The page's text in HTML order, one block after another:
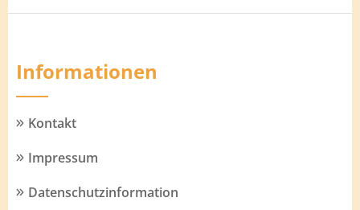
Informationen
Kontakt
Impressum
Datenschutzinformation